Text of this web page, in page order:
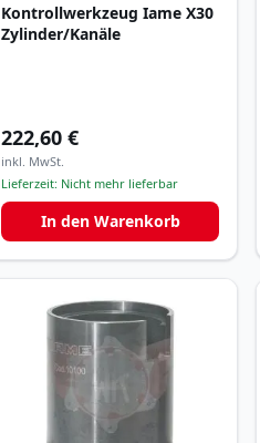
Kontrollwerkzeug Iame X30
Zylinder/Kanäle
222,60 €
inkl. MwSt.
Lieferzeit: Nicht mehr lieferbar
In den Warenkorb